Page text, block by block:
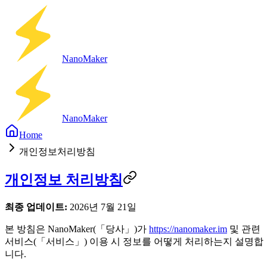
NanoMaker
NanoMaker
Home
개인정보처리방침
개인정보 처리방침
최종 업데이트: 2026년 7월 21일
본 방침은 NanoMaker(「당사」)가 https://nanomaker.im 및 관련
서비스(「서비스」) 이용 시 정보를 어떻게 처리하는지 설명합
니다.